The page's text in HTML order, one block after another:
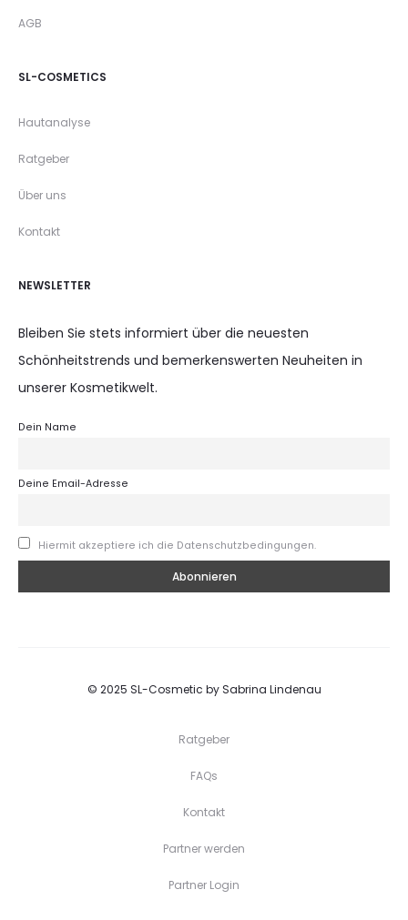
AGB
SL-COSMETICS
Hautanalyse
Ratgeber
Über uns
Kontakt
NEWSLETTER
Bleiben Sie stets informiert über die neuesten
Schönheitstrends und bemerkenswerten Neuheiten in
unserer Kosmetikwelt.
Dein Name
Deine Email-Adresse
Hiermit akzeptiere ich die Datenschutzbedingungen.
© 2025 SL-Cosmetic by Sabrina Lindenau
Ratgeber
FAQs
Kontakt
Partner werden
Partner Login